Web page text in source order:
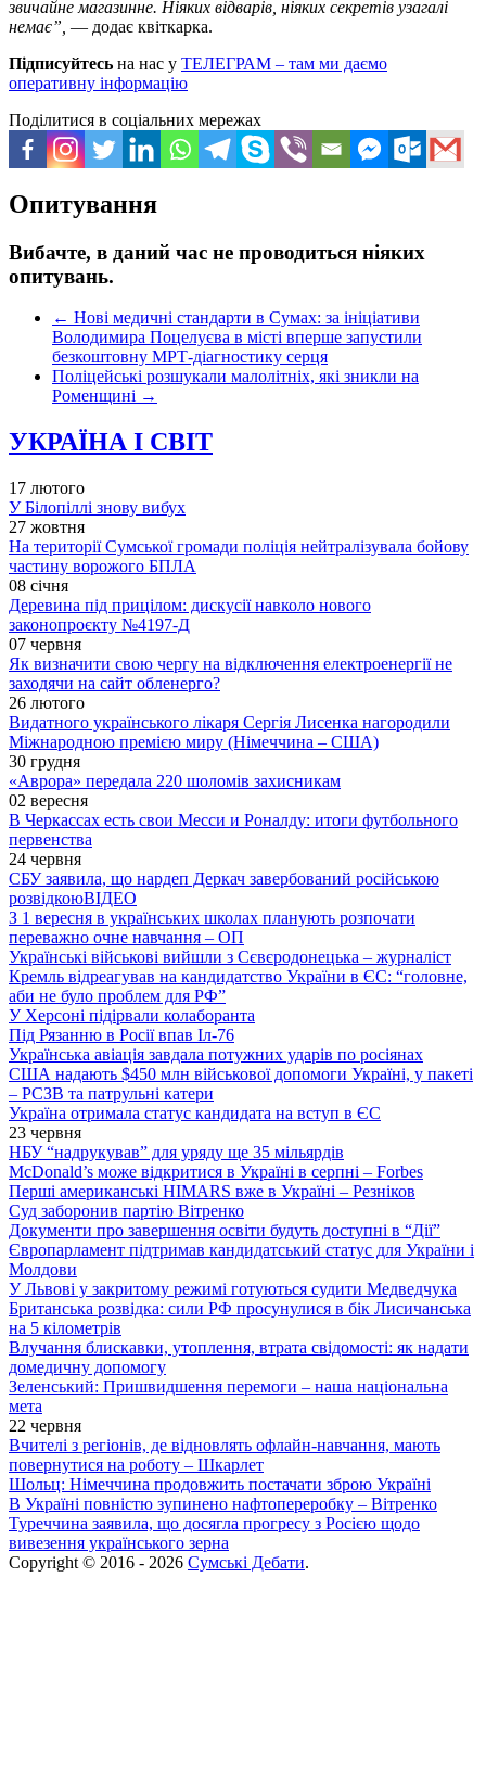
звичайне магазинне. Ніяких відварів, ніяких секретів узагалі
немає”, — додає квіткарка.
Підписуйтесь на нас у ТЕЛЕГРАМ – там ми даємо
оперативну інформацію
Поділитися в соціальних мережах
Опитування
Вибачте, в даний час не проводиться ніяких
опитувань.
← Нові медичні стандарти в Сумах: за ініціативи
Володимира Поцелуєва в місті вперше запустили
безкоштовну МРТ-діагностику серця
Поліцейські розшукали малолітніх, які зникли на
Роменщині →
УКРАЇНА І СВІТ
17 лютого
У Білопіллі знову вибух
27 жовтня
На території Сумської громади поліція нейтралізувала бойову
частину ворожого БПЛА
08 січня
Деревина під прицілом: дискусії навколо нового
законопроєкту №4197-Д
07 червня
Як визначити свою чергу на відключення електроенергії не
заходячи на сайт обленерго?
26 лютого
Видатного українського лікаря Сергія Лисенка нагородили
Міжнародною премією миру (Німеччина – США)
30 грудня
«Аврора» передала 220 шоломів захисникам
02 вересня
В Черкассах есть свои Месси и Роналду: итоги футбольного
первенства
24 червня
СБУ заявила, що нардеп Деркач завербований російською
розвідкоюВІДЕО
З 1 вересня в українських школах планують розпочати
переважно очне навчання – ОП
Українські військові вийшли з Сєвєродонецька – журналіст
Кремль відреагував на кандидатство України в ЄС: “головне,
аби не було проблем для РФ”
У Херсоні підірвали колаборанта
Під Рязанню в Росії впав Іл-76
Українська авіація завдала потужних ударів по росіянах
США надають $450 млн військової допомоги Україні, у пакеті
– РСЗВ та патрульні катери
Україна отримала статус кандидата на вступ в ЄС
23 червня
НБУ “надрукував” для уряду ще 35 мільярдів
McDonald’s може відкритися в Україні в серпні – Forbes
Перші американські HIMARS вже в Україні – Резніков
Суд заборонив партію Вітренко
Документи про завершення освіти будуть доступні в “Дії”
Європарламент підтримав кандидатський статус для України і
Молдови
У Львові у закритому режимі готуються судити Медведчука
Британська розвідка: сили РФ просунулися в бік Лисичанська
на 5 кілометрів
Влучання блискавки, утоплення, втрата свідомості: як надати
домедичну допомогу
Зеленський: Пришвидшення перемоги – наша національна
мета
22 червня
Вчителі з регіонів, де відновлять офлайн-навчання, мають
повернутися на роботу – Шкарлет
Шольц: Німеччина продовжить постачати зброю Україні
В Україні повністю зупинено нафтопереробку – Вітренко
Туреччина заявила, що досягла прогресу з Росією щодо
вивезення українського зерна
Copyright © 2016 - 2026 Сумські Дебати.